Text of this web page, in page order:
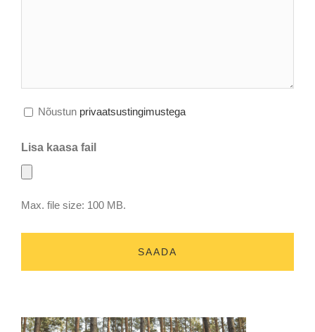
Nõustun privaatsustingimustega
Lisa kaasa fail
Max. file size: 100 MB.